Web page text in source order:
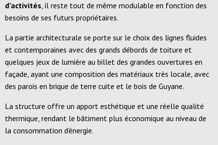
d’activités, il reste tout de même modulable en fonction des
besoins de ses futurs propriétaires.
La partie architecturale se porte sur le choix des lignes fluides
et contemporaines avec des grands débords de toiture et
quelques jeux de lumière au billet des grandes ouvertures en
façade, ayant une composition des matériaux très locale, avec
des parois en brique de terre cuite et le bois de Guyane.
La structure offre un apport esthétique et une réelle qualité
thermique, rendant le bâtiment plus économique au niveau de
la consommation d’énergie.